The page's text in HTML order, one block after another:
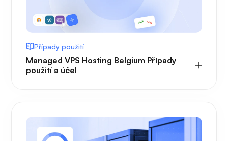
Případy použití
Managed VPS Hosting Belgium Případy
použití a účel